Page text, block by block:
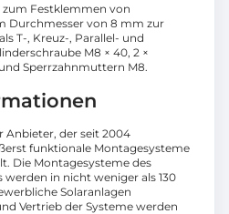
Festklemmen von
Durchmesser von 8 mm zur
T-, Kreuz-, Parallel- und
M8 × 40, 2 ×
Sperrzahnmuttern M8.
Anbieter, der seit 2004
funktionale Montagesysteme
Die Montagesysteme des
in nicht weniger als 130
Solaranlagen
Vertrieb der Systeme werden